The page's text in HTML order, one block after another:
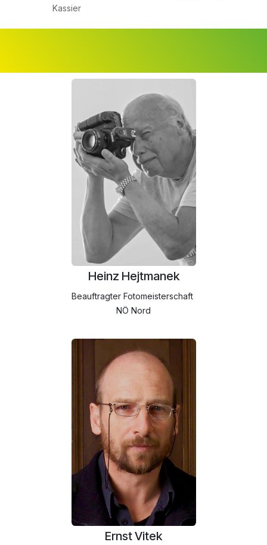
Kassier
Heinz Hejtmanek
Beauftragter Fotomeisterschaft
NÖ Nord
Ernst Vitek